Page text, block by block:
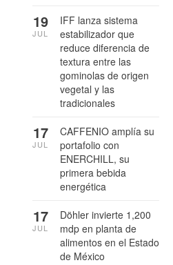
IFF lanza sistema
estabilizador que
reduce diferencia de
textura entre las
gominolas de origen
vegetal y las
tradicionales
19
JUL
CAFFENIO amplía su
portafolio con
ENERCHILL, su
primera bebida
energética
17
JUL
Döhler invierte 1,200
mdp en planta de
alimentos en el Estado
de México
17
JUL